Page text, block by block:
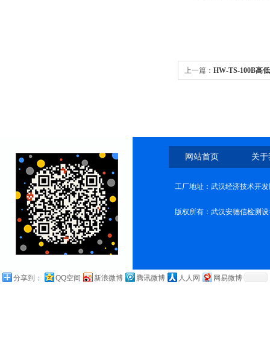
上一篇： HW-TS-100B高
网站首页 关
工厂地址：武汉经济技术开
版权所有：武汉安德信检测
分享到： QQ空间 新浪微博 腾讯微博 人人网 网易微博